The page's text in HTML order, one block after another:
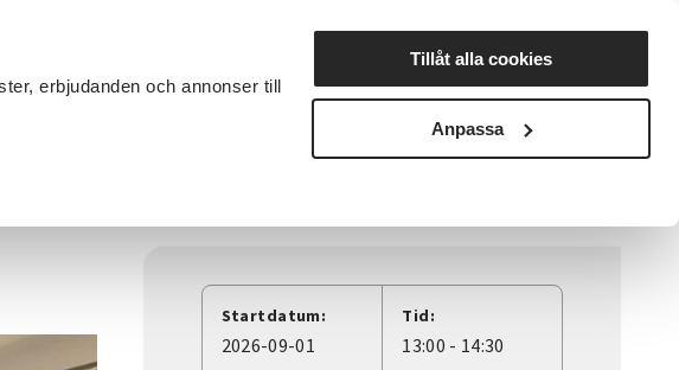
erbjudanden och annonser till
Tillåt alla cookies
Anpassa
Nyheter Avdelningar
Startdatum:
2026-09-01
Tid:
13:00 - 14:30